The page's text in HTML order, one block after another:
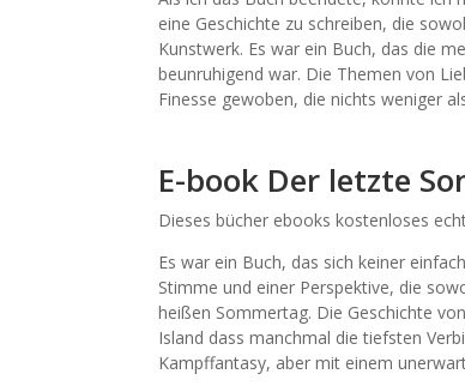
eine Geschichte zu schreiben, die
Kunstwerk. Es war ein Buch, das die
beunruhigend war. Die Themen von
Finesse gewoben, die nichts weniger
E-book Der letzte
Dieses bücher ebooks kostenloses
Es war ein Buch, das sich keiner
Stimme und einer Perspektive, die
heißen Sommertag. Die Geschichte
Island dass manchmal die tiefsten
Kampffantasy, aber mit einem